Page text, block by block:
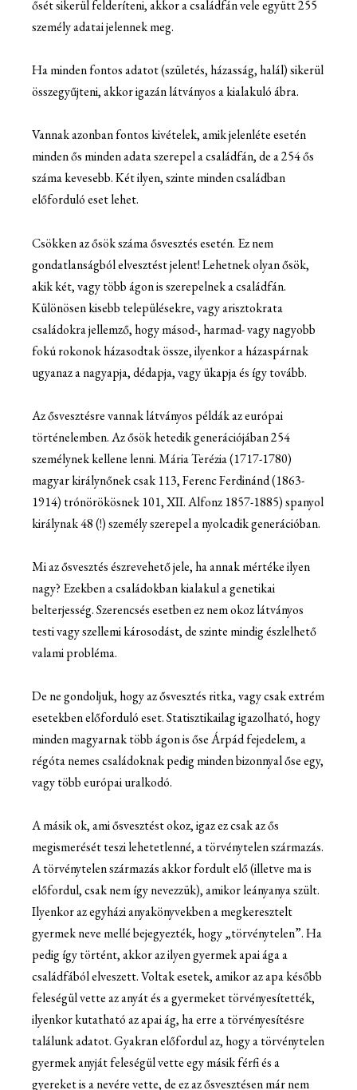
ősét sikerül felderíteni, akkor a családfán vele együtt 255
személy adatai jelennek meg.
Ha minden fontos adatot (születés, házasság, halál) sikerül
összegyűjteni, akkor igazán látványos a kialakuló ábra.
Vannak azonban fontos kivételek, amik jelenléte esetén
minden ős minden adata szerepel a családfán, de a 254 ős
száma kevesebb. Két ilyen, szinte minden családban
előforduló eset lehet.
Csökken az ősök száma ősvesztés esetén. Ez nem
gondatlanságból elvesztést jelent! Lehetnek olyan ősök,
akik két, vagy több ágon is szerepelnek a családfán.
Különösen kisebb településekre, vagy arisztokrata
családokra jellemző, hogy másod-, harmad- vagy nagyobb
fokú rokonok házasodtak össze, ilyenkor a házaspárnak
ugyanaz a nagyapja, dédapja, vagy ükapja és így tovább.
Az ősvesztésre vannak látványos példák az európai
történelemben. Az ősök hetedik generációjában 254
személynek kellene lenni. Mária Terézia (1717-1780)
magyar királynőnek csak 113, Ferenc Ferdinánd (1863-
1914) trónörökösnek 101, XII. Alfonz 1857-1885) spanyol
királynak 48 (!) személy szerepel a nyolcadik generációban.
Mi az ősvesztés észrevehető jele, ha annak mértéke ilyen
nagy? Ezekben a családokban kialakul a genetikai
belterjesség. Szerencsés esetben ez nem okoz látványos
testi vagy szellemi károsodást, de szinte mindig észlelhető
valami probléma.
De ne gondoljuk, hogy az ősvesztés ritka, vagy csak extrém
esetekben előforduló eset. Statisztikailag igazolható, hogy
minden magyarnak több ágon is őse Árpád fejedelem, a
régóta nemes családoknak pedig minden bizonnyal őse egy,
vagy több európai uralkodó.
A másik ok, ami ősvesztést okoz, igaz ez csak az ős
megismerését teszi lehetetlenné, a törvénytelen származás.
A törvénytelen származás akkor fordult elő (illetve ma is
előfordul, csak nem így nevezzük), amikor leányanya szült.
Ilyenkor az egyházi anyakönyvekben a megkeresztelt
gyermek neve mellé bejegyezték, hogy „törvénytelen”. Ha
pedig így történt, akkor az ilyen gyermek apai ága a
családfából elveszett. Voltak esetek, amikor az apa később
feleségül vette az anyát és a gyermeket törvényesítették,
ilyenkor kutatható az apai ág, ha erre a törvényesítésre
találunk adatot. Gyakran előfordul az, hogy a törvénytelen
gyermek anyját feleségül vette egy másik férfi és a
gyereket is a nevére vette, de ez az ősvesztésen már nem